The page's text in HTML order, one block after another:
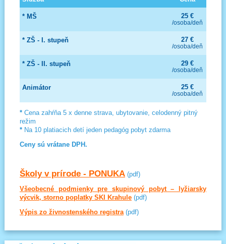
* MŠ 25 €
/osoba/deň
* ZŠ - I. stupeň 27 €
/osoba/deň
* ZŠ - II. stupeň 29 €
/osoba/deň
Animátor 25 €
/osoba/deň
*Cena zahŕňa 5 x denne strava, ubytovanie, celodenný pitný
režim
*Na 10 platiacich detí jeden pedagóg pobyt zdarma
Ceny sú vrátane DPH.
Školy v prírode - PONUKA(pdf)
Všeobecné podmienky pre skupinový pobyt – lyžiarsky
výcvik, storno poplatky SKI Krahule(pdf)
Výpis zo živnostenského registra(pdf)